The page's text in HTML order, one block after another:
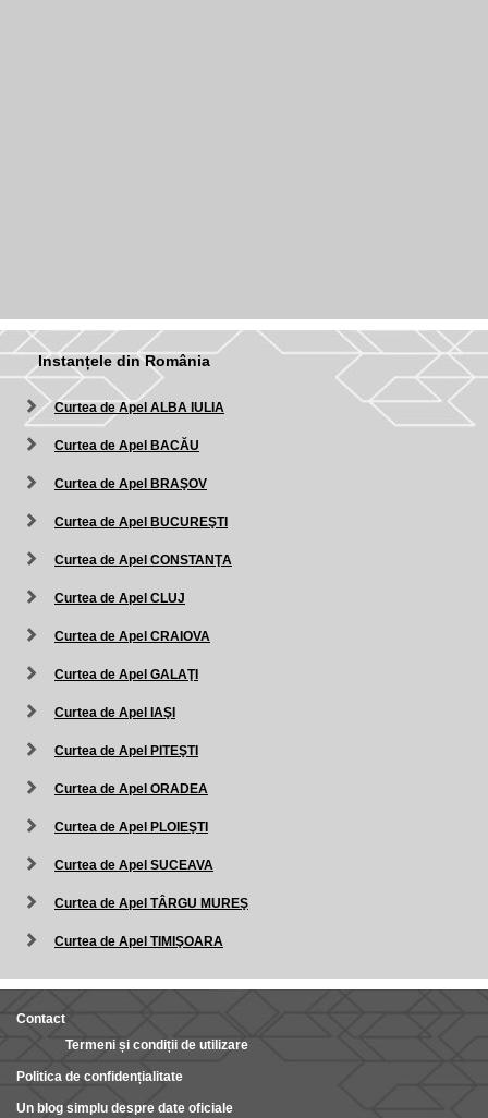
Instanțele din România
Curtea de Apel ALBA IULIA
Curtea de Apel BACĂU
Curtea de Apel BRAŞOV
Curtea de Apel BUCUREŞTI
Curtea de Apel CONSTANŢA
Curtea de Apel CLUJ
Curtea de Apel CRAIOVA
Curtea de Apel GALAŢI
Curtea de Apel IAŞI
Curtea de Apel PITEŞTI
Curtea de Apel ORADEA
Curtea de Apel PLOIEŞTI
Curtea de Apel SUCEAVA
Curtea de Apel TÂRGU MUREŞ
Curtea de Apel TIMIŞOARA
Contact
Termeni și condiții de utilizare
Politica de confidențialitate
Un blog simplu despre date oficiale